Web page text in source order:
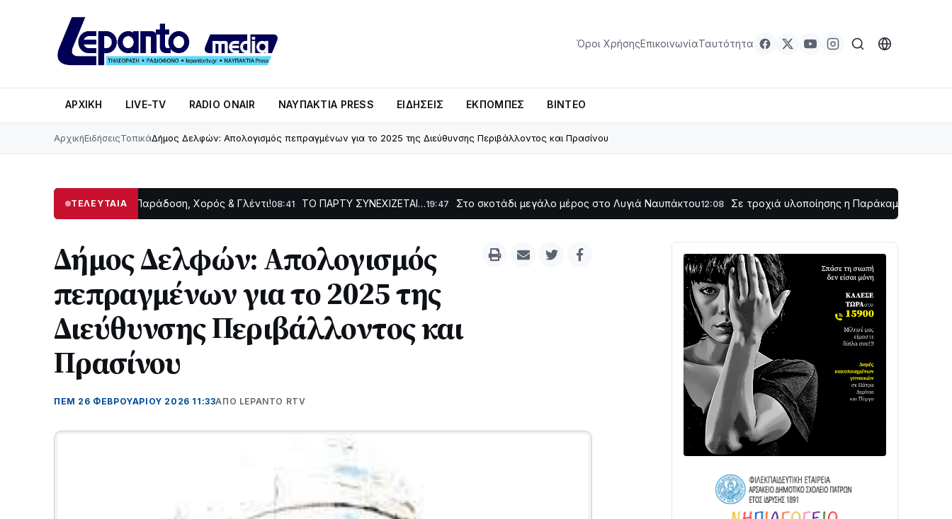
Όροι ΧρήσηςΕπικοινωνίαΤαυτότητα
ΑΡΧΙΚΉ LIVE-TV RADIO ONAIR ΝΑΥΠΑΚΤΊΑ PRESS ΕΙΔΉΣΕΙΣ ΕΚΠΟΜΠΈΣ ΒΊΝΤΕΟ
ΑρχικήΕιδήσειςΤοπικάΔήμος Δελφών: Απολογισμός πεπραγμένων για το 2025 της Διεύθυνσης Περιβάλλοντος και Πρασίνου
ΤΕΛΕΥΤΑΙΑ
Δωρίδας: Παράδοση, Χορός & Γλέντι!08:41 ΤΟ ΠΑΡΤΥ ΣΥΝΕΧΙΖΕΤΑΙ…19:47 Στο σκοτάδι μεγάλο μέρος στο Λυγιά Ναυπάκτου12:08 Σε τροχιά υλοποίησης η Παράκαμψη του Κέντρου της
Δήμος Δελφών: Απολογισμός
πεπραγμένων για το 2025 της
Διεύθυνσης Περιβάλλοντος και
Πρασίνου
ΠΕΜ 26 ΦΕΒΡΟΥΑΡΊΟΥ 2026 11:33ΑΠΌ LEPANTO RTV